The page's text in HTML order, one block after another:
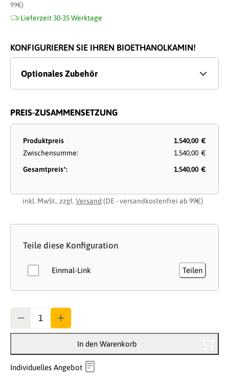
99€)
Lieferzeit 30-35 Werktage
KONFIGURIEREN SIE IHREN BIOETHANOLKAMIN!
Optionales Zubehör
PREIS-ZUSAMMENSETZUNG
Produktpreis
1.540,00 €
Zwischensumme:
1.540,00 €
Gesamtpreis*:
1.540,00 €
inkl. MwSt., zzgl. Versand (DE - versandkostenfrei ab 99€)
Teile diese Konfiguration
Einmal-Link Teilen
In den Warenkorb
Individuelles Angebot